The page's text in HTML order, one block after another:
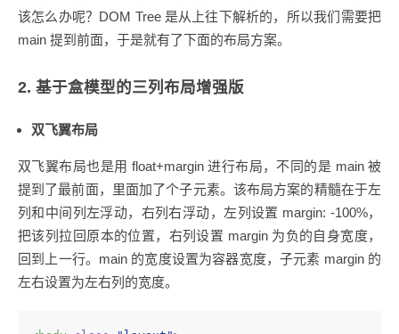
该怎么办呢？DOM Tree 是从上往下解析的，所以我们需要把
main 提到前面，于是就有了下面的布局方案。
2. 基于盒模型的三列布局增强版
双飞翼布局
双飞翼布局也是用 float+margin 进行布局，不同的是 main 被
提到了最前面，里面加了个子元素。该布局方案的精髓在于左
列和中间列左浮动，右列右浮动，左列设置 margin: -100%，
把该列拉回原本的位置，右列设置 margin 为负的自身宽度，
回到上一行。main 的宽度设置为容器宽度，子元素 margin 的
左右设置为左右列的宽度。